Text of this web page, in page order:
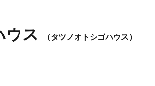
ウス （タツノオトシゴハウス）